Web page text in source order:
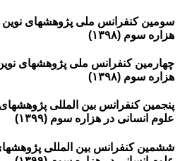
سومین کنفرانس ملی پژوهشهای نوین
هزاره سوم (۱۳۹۸)
چهارمین کنفرانس ملی پژوهشهای
هزاره سوم (۱۳۹۸)
پنجمین کنفرانس بین المللی
علوم انسانی در هزاره سوم (۱۳۹۹)
ششمین کنفرانس بین المللی